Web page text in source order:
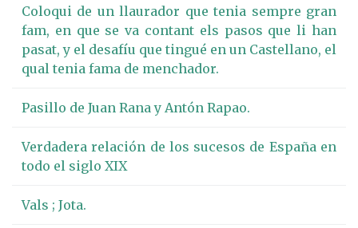
Coloqui de un llaurador que tenia sempre gran
fam, en que se va contant els pasos que li han
pasat, y el desafíu que tingué en un Castellano, el
qual tenia fama de menchador.
Pasillo de Juan Rana y Antón Rapao.
Verdadera relación de los sucesos de España en
todo el siglo XIX
Vals ; Jota.